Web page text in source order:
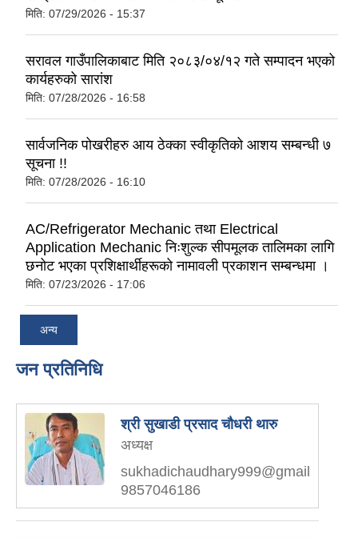
मिति: 07/29/2026 - 15:37
सरावल गाउँपालिकाबाट मिति २०८३/०४/१२ गते सम्पादन भएको
कार्यहरुको सारांश
मिति: 07/28/2026 - 16:58
सार्वजनिक पोखरीहरु आय ठेक्का स्वीकृतिको आशय सम्बन्धी ७
सूचना !!
मिति: 07/28/2026 - 16:10
AC/Refrigerator Mechanic तथा Electrical
Application Mechanic निःशुल्क सीपमूलक तालिमका लागि
छनोट भएका प्रशिक्षार्थीहरूको नामावली प्रकाशन सम्बन्धमा ।
मिति: 07/23/2026 - 17:06
अन्य
जन प्रतिनिधि
श्री सुखाडी प्रसाद चौधरी थारु
अध्यक्ष
sukhadichaudhary999@gmail
9857046186